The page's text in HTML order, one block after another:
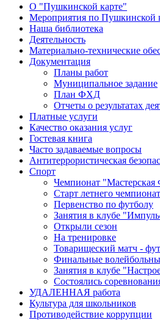
О "Пушкинской карте"
Мероприятия по Пушкинской
Наша библиотека
Деятельность
Материально-технические
Документация
Планы работ
Муниципальное задание
План ФХД
Отчеты о результатах
Платные услуги
Качество оказания услуг
Гостевая книга
Часто задаваемые вопросы
Антитеррористическая
Спорт
Чемпионат "Мастерская
Старт летнего
Первенство по футболу
Занятия в клубе
Открыли сезон
На тренировке
Товарищеский матч -
Финальные
Занятия в клубе
Состоялись
УДАЛЕННАЯ работа
Культура для школьников
Противодействие коррупции